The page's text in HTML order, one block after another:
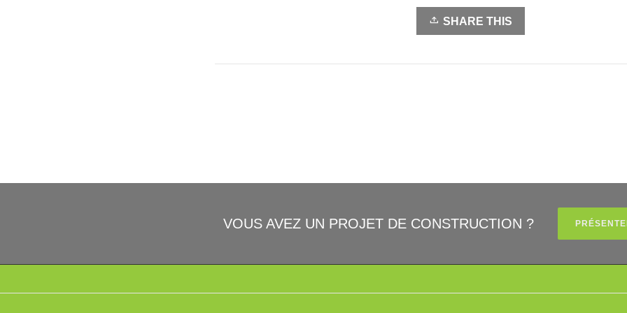
SHARE THIS
VOUS AVEZ UN PROJET DE CONSTRUCTION ?